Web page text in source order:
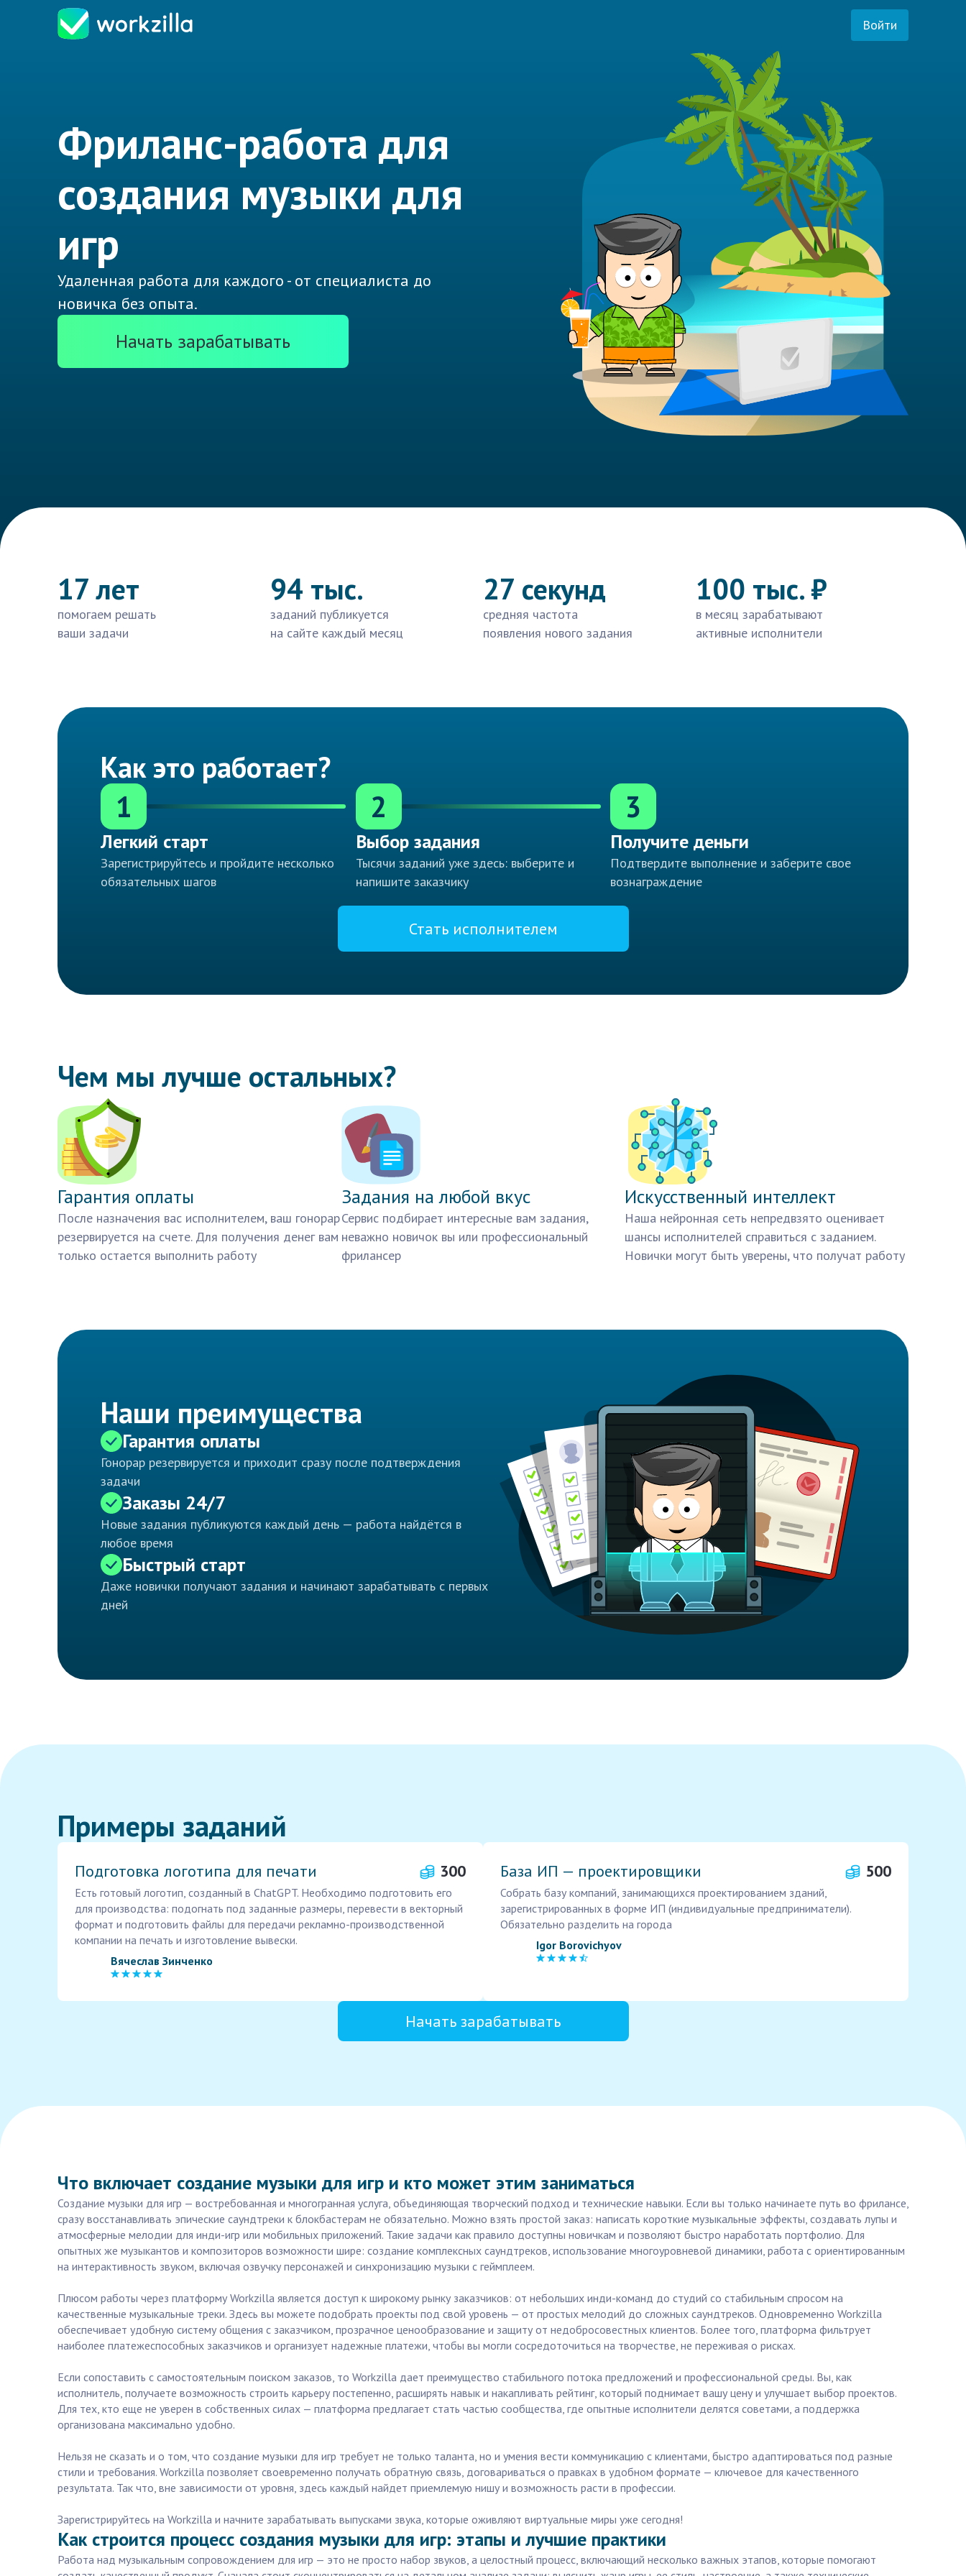
Войти
Фриланс-работа для
создания музыки для
игр
Удаленная работа для каждого - от специалиста до
новичка без опыта.
Начать зарабатывать
17 лет
помогаем решать
ваши задачи
94 тыс.
заданий публикуется
на сайте каждый месяц
27 секунд
средняя частота
появления нового задания
100 тыс. ₽
в месяц зарабатывают
активные исполнители
Как это работает?
1
Легкий старт
Зарегистрируйтесь и пройдите несколько
обязательных шагов
2
Выбор задания
Тысячи заданий уже здесь: выберите и
напишите заказчику
3
Получите деньги
Подтвердите выполнение и заберите свое
вознаграждение
Стать исполнителем
Чем мы лучше остальных?
Гарантия оплаты
После назначения вас исполнителем, ваш гонорар
резервируется на счете. Для получения денег вам
только остается выполнить работу
Задания на любой вкус
Сервис подбирает интересные вам задания,
неважно новичок вы или профессиональный
фрилансер
Искусственный интеллект
Наша нейронная сеть непредвзято оценивает
шансы исполнителей справиться с заданием.
Новички могут быть уверены, что получат работу
Наши преимущества
Гарантия оплаты
Гонорар резервируется и приходит сразу после подтверждения
задачи
Заказы 24/7
Новые задания публикуются каждый день — работа найдётся в
любое время
Быстрый старт
Даже новички получают задания и начинают зарабатывать с первых
дней
Примеры заданий
Подготовка логотипа для печати 300
Есть готовый логотип, созданный в ChatGPT. Необходимо подготовить его
для производства: подогнать под заданные размеры, перевести в векторный
формат и подготовить файлы для передачи рекламно-производственной
компании на печать и изготовление вывески.
Вячеслав Зинченко
База ИП — проектировщики 500
Собрать базу компаний, занимающихся проектированием зданий,
зарегистрированных в форме ИП (индивидуальные предприниматели).
Обязательно разделить на города
Igor Borovichyov
Начать зарабатывать
Что включает создание музыки для игр и кто может этим заниматься
Создание музыки для игр — востребованная и многогранная услуга, объединяющая творческий подход и технические навыки. Если вы только начинаете путь во фрилансе,
сразу восстанавливать эпические саундтреки к блокбастерам не обязательно. Можно взять простой заказ: написать короткие музыкальные эффекты, создавать лупы и
атмосферные мелодии для инди-игр или мобильных приложений. Такие задачи как правило доступны новичкам и позволяют быстро наработать портфолио. Для
опытных же музыкантов и композиторов возможности шире: создание комплексных саундтреков, использование многоуровневой динамики, работа с ориентированным
на интерактивность звуком, включая озвучку персонажей и синхронизацию музыки с геймплеем.
Плюсом работы через платформу Workzilla является доступ к широкому рынку заказчиков: от небольших инди-команд до студий со стабильным спросом на
качественные музыкальные треки. Здесь вы можете подобрать проекты под свой уровень — от простых мелодий до сложных саундтреков. Одновременно Workzilla
обеспечивает удобную систему общения с заказчиком, прозрачное ценообразование и защиту от недобросовестных клиентов. Более того, платформа фильтрует
наиболее платежеспособных заказчиков и организует надежные платежи, чтобы вы могли сосредоточиться на творчестве, не переживая о рисках.
Если сопоставить с самостоятельным поиском заказов, то Workzilla дает преимущество стабильного потока предложений и профессиональной среды. Вы, как
исполнитель, получаете возможность строить карьеру постепенно, расширять навык и накапливать рейтинг, который поднимает вашу цену и улучшает выбор проектов.
Для тех, кто еще не уверен в собственных силах — платформа предлагает стать частью сообщества, где опытные исполнители делятся советами, а поддержка
организована максимально удобно.
Нельзя не сказать и о том, что создание музыки для игр требует не только таланта, но и умения вести коммуникацию с клиентами, быстро адаптироваться под разные
стили и требования. Workzilla позволяет своевременно получать обратную связь, договариваться о правках в удобном формате — ключевое для качественного
результата. Так что, вне зависимости от уровня, здесь каждый найдет приемлемую нишу и возможность расти в профессии.
Зарегистрируйтесь на Workzilla и начните зарабатывать выпусками звука, которые оживляют виртуальные миры уже сегодня!
Как строится процесс создания музыки для игр: этапы и лучшие практики
Работа над музыкальным сопровождением для игр — это не просто набор звуков, а целостный процесс, включающий несколько важных этапов, которые помогают